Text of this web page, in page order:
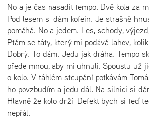
No a je čas nasadit tempo. Dvě kola za
Pod lesem si dám kofein. Je strašně
pomáhá. No a jedem. Les, schody,
Ptám se táty, který mi podává lahev,
Dobrý. To dám. Jedu jak dráha. Tempo
přede mnou, aby mi uhnuli. Spoustu už
o kolo. V táhlém stoupání potkávám
ho povzbudím a jedu dál. Na silnici si
Hlavně že kolo drží. Defekt bych si teď
nepřál.